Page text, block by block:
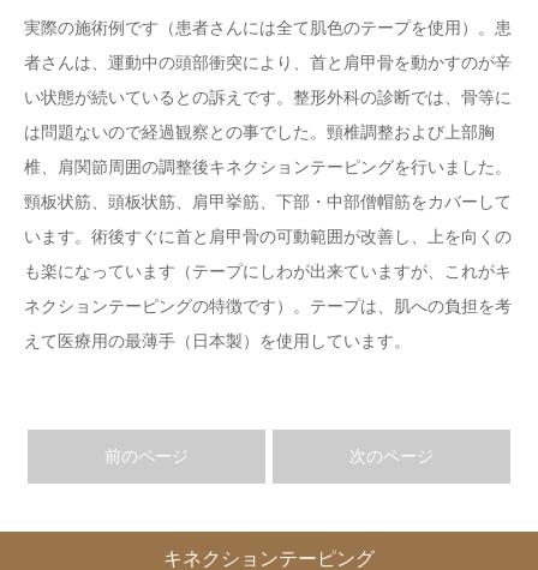
実際の施術例です（患者さんには全て肌色のテープを使用）。患
者さんは、運動中の頭部衝突により、首と肩甲骨を動かすのが辛
い状態が続いているとの訴えです。整形外科の診断では、骨等に
は問題ないので経過観察との事でした。頸椎調整および上部胸
椎、肩関節周囲の調整後キネクションテーピングを行いました。
頸板状筋、頭板状筋、肩甲挙筋、下部・中部僧帽筋をカバーして
います。術後すぐに首と肩甲骨の可動範囲が改善し、上を向くの
も楽になっています（テープにしわが出来ていますが、これがキ
ネクションテーピングの特徴です）。テープは、肌への負担を考
えて医療用の最薄手（日本製）を使用しています。
前のページ 次のページ
キネクションテーピング